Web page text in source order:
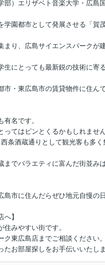
部）エリザベト音楽大学・広島
園都市として発展させる「賀
り、広島サイエンスパークが
にとっても最新鋭の技術に寄
・東広島市の賃貸物件に住ん
名です。
てはピンとくるかもしれません
条酒蔵通りとして観光客も多く
でバラエティに富んだ街並み
市に住んだらぜひ地元自慢の
】
みやすい街です。
東広島店までご相談ください。
お部屋探しをお手伝いいたしま